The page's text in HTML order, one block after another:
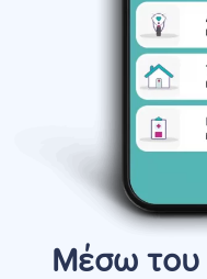
Μέσω του